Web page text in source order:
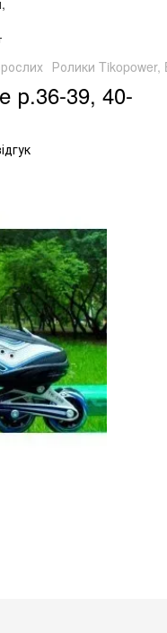
Ролики
р.36-39, 40-